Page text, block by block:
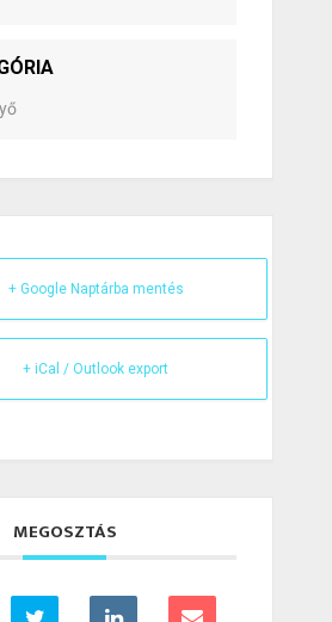
+ Google Naptárba mentés
+ iCal / Outlook export
MEGOSZTÁS